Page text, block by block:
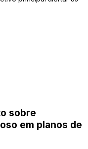
sobre
em planos de